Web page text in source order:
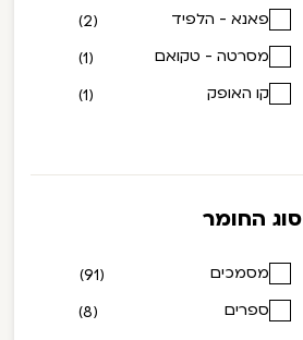
פאנא - הלפיד
(2)
מסרטה - טקואם
(1)
קו האופק
(1)
סוג החומר
מסמכים
(91)
ספרים
(8)